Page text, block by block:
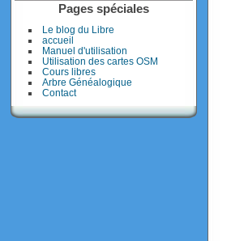
Pages spéciales
Le blog du Libre
accueil
Manuel d'utilisation
Utilisation des cartes OSM
Cours libres
Arbre Généalogique
Contact